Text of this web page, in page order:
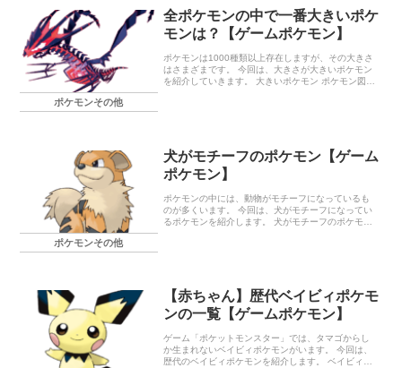
ポケモンその他
全ポケモンの中で一番大きいポケ
モンは？【ゲームポケモン】
ポケモンは1000種類以上存在しますが、その大きさ
はさまざまです。 今回は、大きさが大きいポケモン
を紹介していきます。 大きいポケモン ポケモン図鑑
ポケモンその他
犬がモチーフのポケモン【ゲーム
ポケモン】
ポケモンの中には、動物がモチーフになっているも
のが多くいます。 今回は、犬がモチーフになってい
るポケモンを紹介します。 犬がモチーフのポケモン
【赤ちゃん】歴代ベイビィポケモ
ンの一覧【ゲームポケモン】
ゲーム「ポケットモンスター」では、タマゴからし
か生まれないベイビィポケモンがいます。 今回は、
歴代のベイビィポケモンを紹介します。 ベイビィポ